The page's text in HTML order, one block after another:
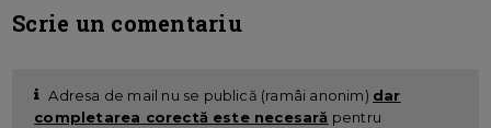
Scrie un comentariu
Adresa de mail nu se publică (ramâi anonim) dar
completarea corectă este necesară pentru